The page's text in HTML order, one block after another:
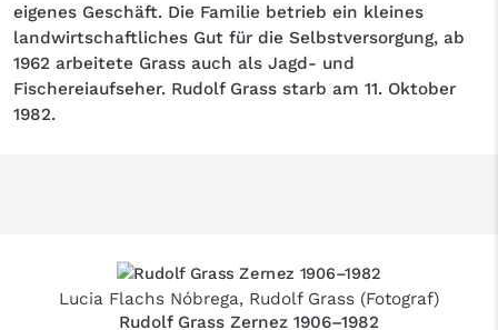
eigenes Geschäft. Die Familie betrieb ein kleines
landwirtschaftliches Gut für die Selbstversorgung, ab
1962 arbeitete Grass auch als Jagd- und
Fischereiaufseher. Rudolf Grass starb am 11. Oktober
1982.
Lucia Flachs Nóbrega, Rudolf Grass (Fotograf)
Rudolf Grass Zernez 1906–1982